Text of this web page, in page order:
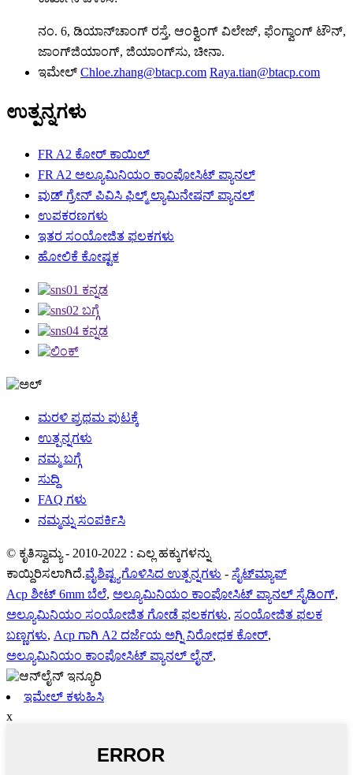
ನಂ. 6, ಡಿಯಾನ್‌ಚಾಂಗ್ ರಸ್ತೆ, ಆಂಕ್ವಿಂಗ್ ವಿಲೇಜ್, ಫೆಂಗ್ವಾಂಗ್ ಟೌನ್,
ಜಾಂಗ್‌ಜಿಯಾಂಗ್, ಜಿಯಾಂಗ್‌ಸು, ಚೀನಾ.
ಇಮೇಲ್ Chloe.zhang@btacp.com Raya.tian@btacp.com
ಉತ್ಪನ್ನಗಳು
FR A2 ಕೋರ್ ಕಾಯಿಲ್
FR A2 ಅಲ್ಯೂಮಿನಿಯಂ ಕಾಂಪೋಸಿಟ್ ಪ್ಯಾನಲ್
ವುಡ್ ಗ್ರೇನ್ ಪಿವಿಸಿ ಫಿಲ್ಮ್ ಲ್ಯಾಮಿನೇಷನ್ ಪ್ಯಾನಲ್
ಉಪಕರಣಗಳು
ಇತರ ಸಂಯೋಜಿತ ಫಲಕಗಳು
ಹೋಲಿಕೆ ಕೋಷ್ಟಕ
ಮರಳಿ ಪ್ರಥಮ ಪುಟಕ್ಕೆ
ಉತ್ಪನ್ನಗಳು
ನಮ್ಮ ಬಗ್ಗೆ
ಸುದ್ದಿ
FAQ ಗಳು
ನಮ್ಮನ್ನು ಸಂಪರ್ಕಿಸಿ
© ಕೃತಿಸ್ವಾಮ್ಯ - 2010-2022 : ಎಲ್ಲ ಹಕ್ಕುಗಳನ್ನು
ಕಾಯ್ದಿರಿಸಲಾಗಿದೆ.ವೈಶಿಷ್ಟ್ಯಗೊಳಿಸಿದ ಉತ್ಪನ್ನಗಳು - ಸೈಟ್‌ಮ್ಯಾಪ್
Acp ಶೀಟ್ 6mm ಬೆಲೆ, ಅಲ್ಯೂಮಿನಿಯಂ ಕಾಂಪೋಸಿಟ್ ಪ್ಯಾನಲ್ ಸೈಡಿಂಗ್,
ಅಲ್ಯೂಮಿನಿಯಂ ಸಂಯೋಜಿತ ಗೋಡೆ ಫಲಕಗಳು, ಸಂಯೋಜಿತ ಫಲಕ
ಬಣ್ಣಗಳು, Acp ಗಾಗಿ A2 ದರ್ಜೆಯ ಅಗ್ನಿ ನಿರೋಧಕ ಕೋರ್,
ಅಲ್ಯೂಮಿನಿಯಂ ಕಾಂಪೋಸಿಟ್ ಪ್ಯಾನಲ್ ಲೈನ್,
ಇಮೇಲ್ ಕಳುಹಿಸಿ
x